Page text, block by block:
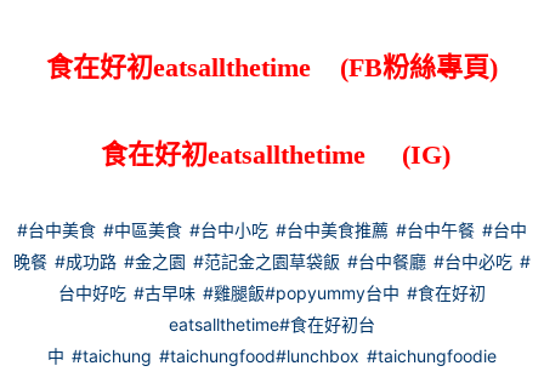
食在好初eatsallthetime (FB粉絲專頁)
食在好初eatsallthetime (IG)
#台中美食 #中區美食 #台中小吃 #台中美食推薦 #台中午餐 #台中
晚餐 #成功路 #金之園 #范記金之園草袋飯 #台中餐廳 #台中必吃 #
台中好吃 #古早味 #雞腿飯#popyummy台中 #食在好初
eatsallthetime#食在好初台
中 #taichung #taichungfood#lunchbox #taichungfoodie